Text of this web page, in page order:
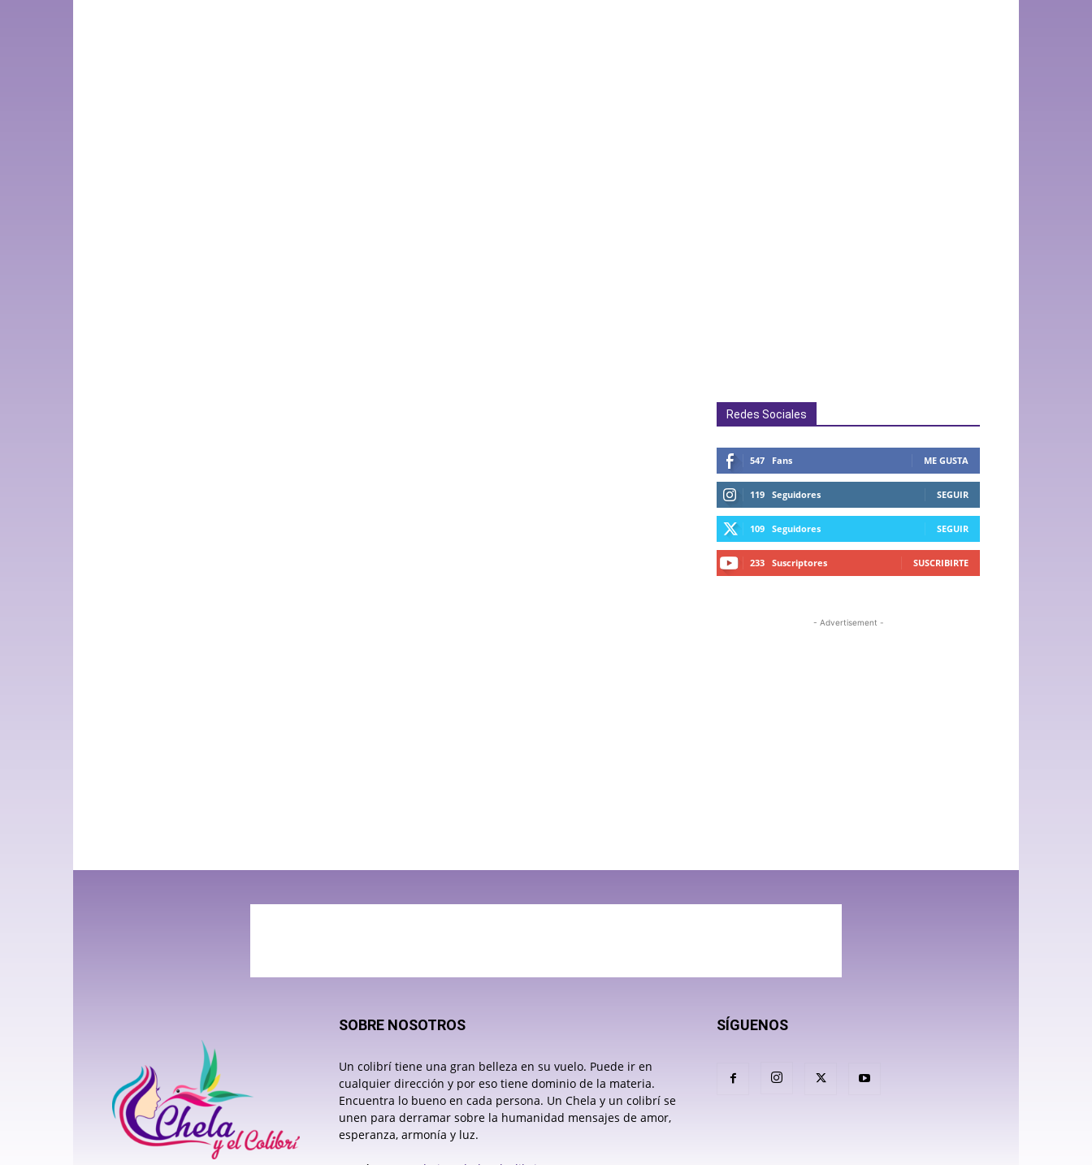
Redes Sociales
547 Fans ME GUSTA
119 Seguidores SEGUIR
109 Seguidores SEGUIR
233 Suscriptores SUSCRIBIRTE
- Advertisement -
SOBRE NOSOTROS
Un colibrí tiene una gran belleza en su vuelo. Puede ir en
cualquier dirección y por eso tiene dominio de la materia.
Encuentra lo bueno en cada persona. Un Chela y un colibrí se
unen para derramar sobre la humanidad mensajes de amor,
esperanza, armonía y luz.
SÍGUENOS